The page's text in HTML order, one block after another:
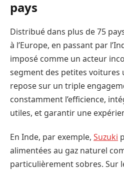
pays
Distribué dans plus de 75
à l’Europe, en passant par
imposé comme un acteur
segment des petites voitures
repose sur un triple
constamment l’efficience,
utiles, et garantir une
En Inde, par exemple, Suzuki
alimentées au gaz naturel
particulièrement sobres. Sur